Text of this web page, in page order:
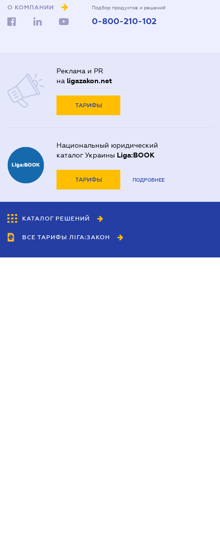
О КОМПАНИИ Подбор продуктов и решений
0-800-210-102
Реклама и PR
на ligazakon.net
ТАРИФЫ
Национальный юридический
каталог Украины Liga:BOOK
ТАРИФЫ ПОДРОБНЕЕ
КАТАЛОГ РЕШЕНИЙ
ВСЕ ТАРИФЫ ЛІГА:ЗАКОН